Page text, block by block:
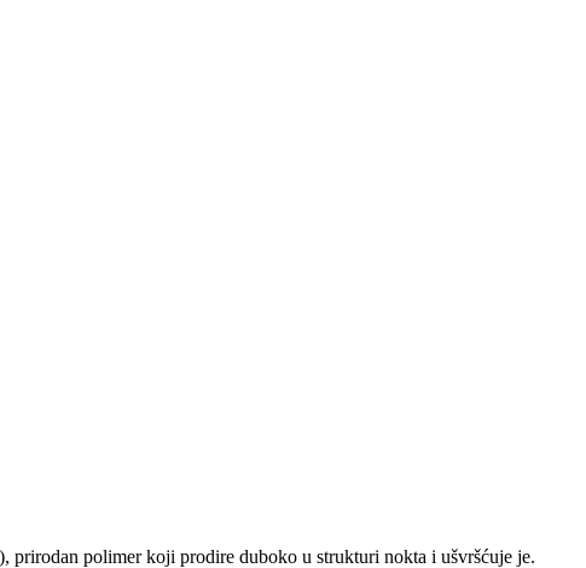
polimer koji prodire duboko u strukturi nokta i ušvršćuje je.